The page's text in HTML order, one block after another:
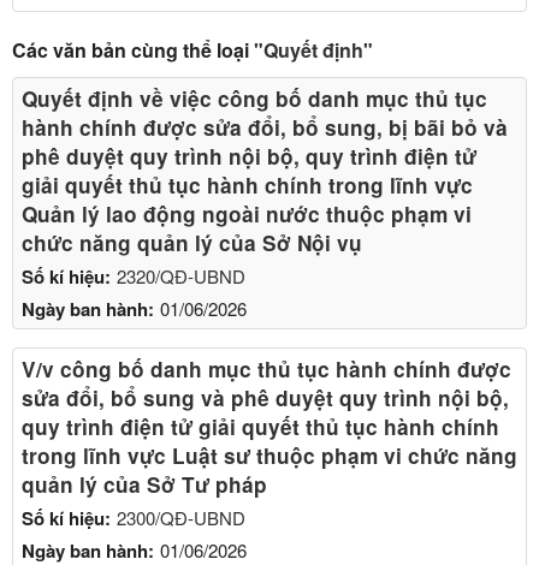
Các văn bản cùng thể loại"Quyết định"
Số kí hiệu: 2320/QĐ-UBND
Ngày ban hành: 01/06/2026
Quyết định về việc công bố danh mục thủ tục
hành chính được sửa đổi, bổ sung, bị bãi bỏ và
phê duyệt quy trình nội bộ, quy trình điện tử
giải quyết thủ tục hành chính trong lĩnh vực
Quản lý lao động ngoài nước thuộc phạm vi
chức năng quản lý của Sở Nội vụ
Số kí hiệu: 2300/QĐ-UBND
Ngày ban hành: 01/06/2026
V/v công bố danh mục thủ tục hành chính được
sửa đổi, bổ sung và phê duyệt quy trình nội bộ,
quy trình điện tử giải quyết thủ tục hành chính
trong lĩnh vực Luật sư thuộc phạm vi chức năng
quản lý của Sở Tư pháp